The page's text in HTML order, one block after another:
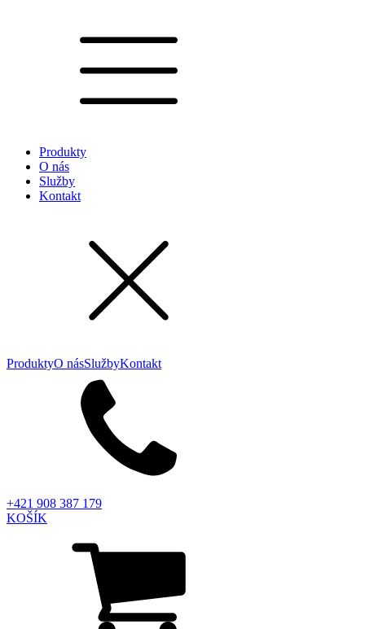
Produkty
O nás
Služby
Kontakt
ProduktyO násSlužbyKontakt
+421 908 387 179
KOŠÍK